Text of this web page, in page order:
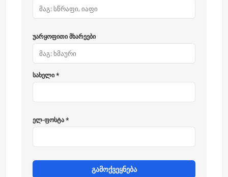
უარყოფითი მხარეები
სახელი *
ელ-ფოსტა *
გამოქვეყნება